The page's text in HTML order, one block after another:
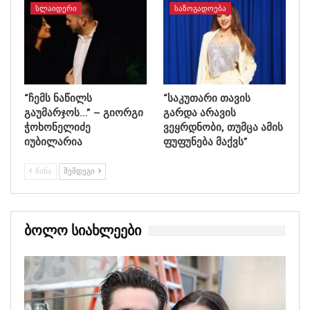
ᲡᲚᲐᲘᲓᲔᲠᲘ
“ჩემს ნაწილს
გაუმარჯოს…” – გიორგი
ჭოხონელიძე
იუბილარია
ᲡᲐᲖᲝᲒᲐᲓᲝᲔᲑᲐ
“საკუთარი თავის
გარდა არავის
ვეყრდნობი, თუმცა ამის
ფუფუნება მაქვს”
ᲬᲘᲜᲐ ᲨᲔᲛᲓᲔᲒᲘ
Ბოლო Სიახლეები